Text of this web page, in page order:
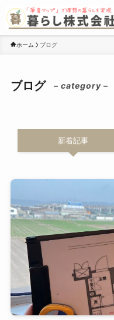
ホーム ブログ
ブログ – category –
新着記事